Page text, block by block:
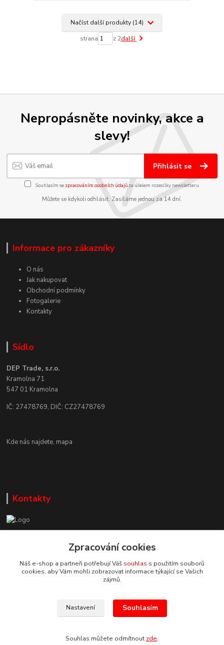
Načíst další produkty (14)
strana z 2další
Nepropásněte novinky, akce a
slevy!
Přihlásit se
Souhlasím se zpracováním osobních údajůza účelem rozesílky newsletteru.
Můžete se kdykoli odhlásit. Zasíláme jednou za 14 dní.
Informace pro zákazníky
O nás
Jak nakupovat
Obchodní podmínky
Fotogalerie
Kontakty
Sídlo
DEP Trade, s.r.o.
Kramolna 71
547 01 Kramolna
IČ: 27478769, DIČ: CZ27478769
Kde nás najdete, mapa
Kontakty
+420 777 085 857
info@deptrade.cz
Zpracování cookies
Náš e-shop a partneři potřebují Váš souhlas s použitím souborů
cookies, aby Vám mohli zobrazovat informace týkající se Vašich
zájmů.
Nastavení Souhlasím
Souhlas můžete odmítnout zde.